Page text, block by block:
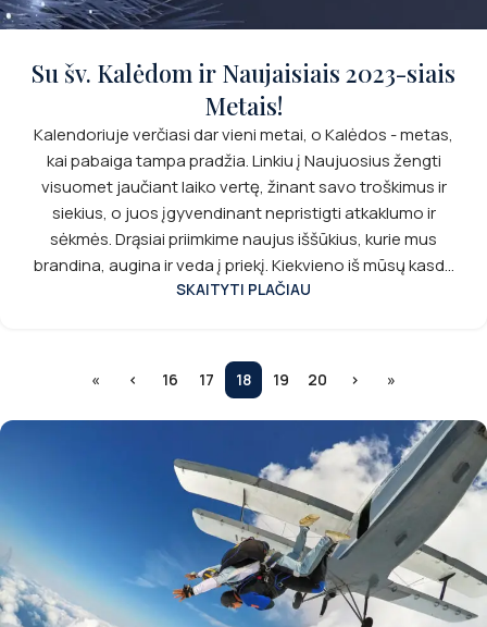
Su šv. Kalėdom ir Naujaisiais 2023-siais
Metais!
Kalendoriuje verčiasi dar vieni metai, o Kalėdos - metas,
kai pabaiga tampa pradžia. Linkiu į Naujuosius žengti
visuomet jaučiant laiko vertę, žinant savo troškimus ir
siekius, o juos įgyvendinant nepristigti atkaklumo ir
sėkmės. Drąsiai priimkime naujus iššūkius, kurie mus
brandina, augina ir veda į priekį. Kiekvieno iš mūsų kasd...
SKAITYTI PLAČIAU
« ‹ 16 17 18 19 20 › »